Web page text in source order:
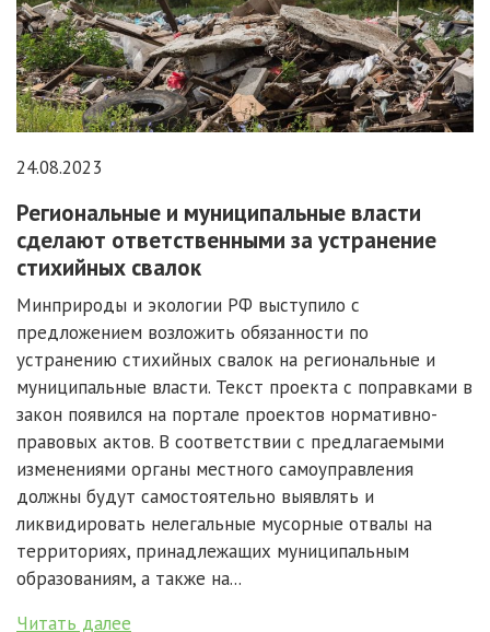
24.08.2023
Региональные и муниципальные власти
сделают ответственными за устранение
стихийных свалок
Минприроды и экологии РФ выступило с
предложением возложить обязанности по
устранению стихийных свалок на региональные и
муниципальные власти. Текст проекта с поправками в
закон появился на портале проектов нормативно-
правовых актов. В соответствии с предлагаемыми
изменениями органы местного самоуправления
должны будут самостоятельно выявлять и
ликвидировать нелегальные мусорные отвалы на
территориях, принадлежащих муниципальным
образованиям, а также на...
Читать далее